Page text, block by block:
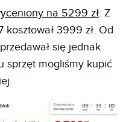
na 5299 zł. Z
kosztował 3999 zł. Od
się jednak
sprzęt mogliśmy kupić